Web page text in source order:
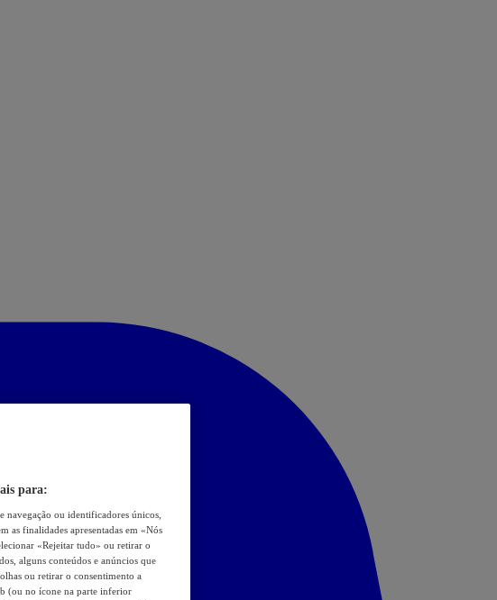
para:
navegação ou identificadores únicos,
as finalidades apresentadas em «Nós
«Rejeitar tudo» ou retirar o
alguns conteúdos e anúncios que
ou retirar o consentimento a
(ou no ícone na parte inferior